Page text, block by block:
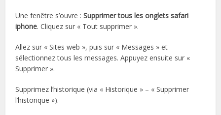
Une fenêtre s’ouvre :Supprimer tous les onglets safari
iphone. Cliquez sur « Tout supprimer ».
Allez sur « Sites web », puis sur « Messages » et
sélectionnez tous les messages. Appuyez ensuite sur «
Supprimer ».
Supprimez l’historique (via « Historique » – « Supprimer
l’historique »).